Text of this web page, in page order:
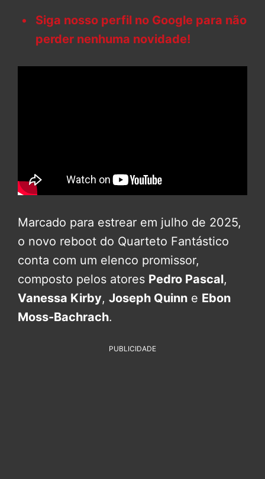
Siga nosso perfil no Google para não
perder nenhuma novidade!
Marcado para estrear em julho de 2025,
o novo reboot do Quarteto Fantástico
conta com um elenco promissor,
composto pelos atores Pedro Pascal,
Vanessa Kirby, Joseph Quinn e Ebon
Moss-Bachrach.
PUBLICIDADE